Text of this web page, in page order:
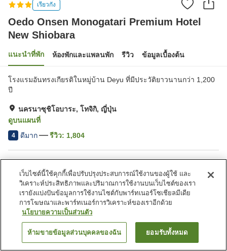
เรียวกัง
Oedo Onsen Monogatari Premium Hotel
New Shiobara
แนะนำที่พัก ห้องพักและแพลนพัก รีวิว ข้อมูลเบื้องต้น
โรงแรมอันทรงเกียรติในหมู่บ้าน Deyu ที่มีประวัติยาวนานกว่า 1,200
ปี
นครนาซุชิโอบาระ, โทจิกิ, ญี่ปุ่น
ดูบนแผนที่
4 ดีมาก รีวิว: 1,804
ที่จอดรถ
ซาวน่า
สปา/บิวตี้ซาลอน
สระว่ายน้ำ
หน้าแรก ญี่ปุ่น โทจิกิ
Oedo Onsen Monogatari Premium Hotel New Shiobara
ค้นหาห้องพัก
เว็บไซต์นี้ใช้คุกกี้เพื่อปรับปรุงประสบการณ์ใช้งานของผู้ใช้ และ
วิเคราะห์ประสิทธิภาพและปริมาณการใช้งานบนเว็บไซต์ของเรา
เรายังแบ่งปันข้อมูลการใช้งานไซต์กับพาร์ทเนอร์โซเชียลมีเดีย
การโฆษณาและพาร์ทเนอร์การวิเคราะห์ของเราอีกด้วย
นโยบายความเป็นส่วนตัว
ห้ามขายข้อมูลส่วนบุคคลของฉัน ยอมรับทั้งหมด